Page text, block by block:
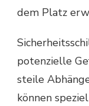
dem Platz
potenzielle
steile
können